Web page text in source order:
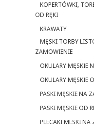
KOPERTÓWKI,
OD RĘKI
KRAWATY
MĘSKI TORBY
ZAMOWIENIE
OKULARY MĘSKIE
OKULARY MĘSKIE
PASKI MĘSKIE NA
PASKI MĘSKIE OD
PLECAKI MESKI